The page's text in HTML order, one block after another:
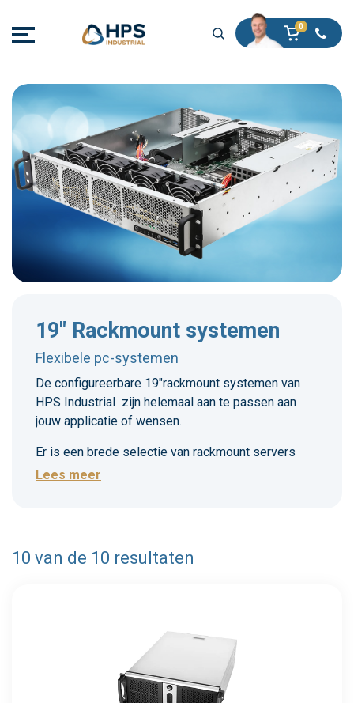
19" Rackmount systemen
flexibele pc-systemen
De configureerbare 19"rackmount systemen van
HPS Industrial zijn helemaal aan te passen aan
jouw applicatie of wensen.
Er is een brede selectie van rackmount servers
met chassis van 1U, 2U, 3U en 4U mogelijk.
Een beperkt deel van de systemen en
Lees meer
10 van de 10 resultaten